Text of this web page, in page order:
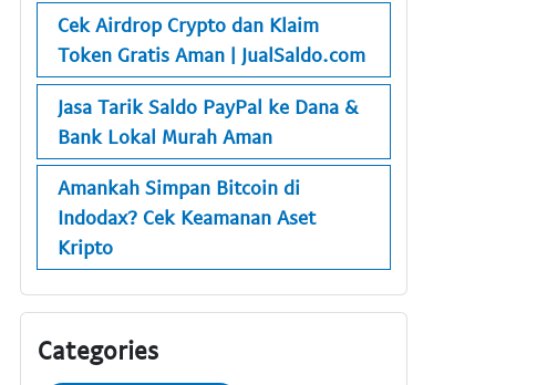
Cek Airdrop Crypto dan Klaim
Token Gratis Aman | JualSaldo.com
Jasa Tarik Saldo PayPal ke Dana &
Bank Lokal Murah Aman
Amankah Simpan Bitcoin di
Indodax? Cek Keamanan Aset
Kripto
Categories